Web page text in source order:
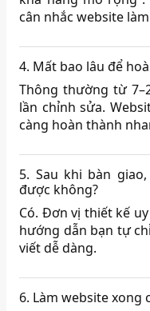
cân nhắc website
4. Mất bao lâu để
Thông thường từ
lần chỉnh sửa.
càng hoàn thành
5. Sau khi bàn
được không?
Có. Đơn vị thiết kế
hướng dẫn bạn tự
viết dễ dàng.
6. Làm website xong